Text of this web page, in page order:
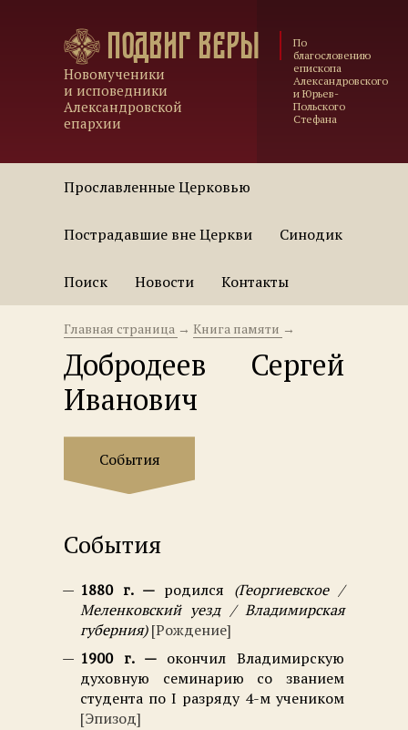
Подвиг веры
Новомученики
и исповедники
Александровской
епархии
По
благословению
епископа
Александровского
и Юрьев-
Польского
Стефана
Прославленные Церковью
Пострадавшие вне Церкви Синодик
Поиск Новости Контакты
Главная страница → Книга памяти →
Добродеев Сергей
Иванович
События
События
1880 г. родился
Георгиевское /
Меленковский уезд / Владимирская
губерния
Рождение
1900 г.
окончил Владимирскую
духовную семинарию со званием
студента по I разряду 4-м учеником
Эпизод